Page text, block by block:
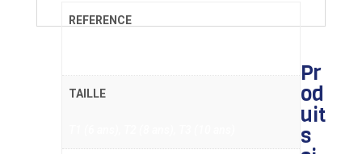
REFERENCE
TAILLE
Pr
od
uit
s